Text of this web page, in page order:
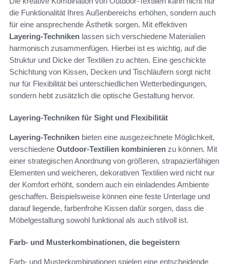
die Funktionalität Ihres Außenbereichs erhöhen, sondern auch
für eine ansprechende Ästhetik sorgen. Mit effektiven
Layering-Techniken lassen sich verschiedene Materialien
harmonisch zusammenfügen. Hierbei ist es wichtig, auf die
Struktur und Dicke der Textilien zu achten. Eine geschickte
Schichtung von Kissen, Decken und Tischläufern sorgt nicht
nur für Flexibilität bei unterschiedlichen Wetterbedingungen,
sondern hebt zusätzlich die optische Gestaltung hervor.
Layering-Techniken für Sight und Flexibilität
Layering-Techniken bieten eine ausgezeichnete Möglichkeit,
verschiedene Outdoor-Textilien kombinieren zu können. Mit
einer strategischen Anordnung von größeren, strapazierfähigen
Elementen und weicheren, dekorativen Textilien wird nicht nur
der Komfort erhöht, sondern auch ein einladendes Ambiente
geschaffen. Beispielsweise können eine feste Unterlage und
darauf liegende, farbenfrohe Kissen dafür sorgen, dass die
Möbelgestaltung sowohl funktional als auch stilvoll ist.
Farb- und Musterkombinationen, die begeistern
Farb- und Musterkombinationen spielen eine entscheidende